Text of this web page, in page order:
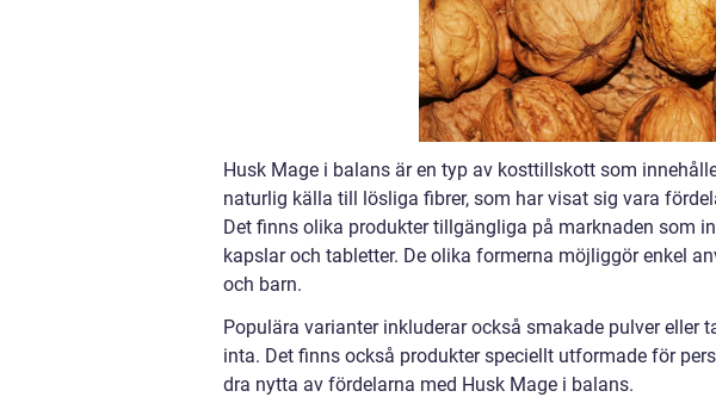
Husk Mage i balans är en typ av kosttillskott som
naturlig källa till lösliga fibrer, som har visat sig vara
Det finns olika produkter tillgängliga på marknaden som
kapslar och tabletter. De olika formerna möjliggör enkel
och barn.
Populära varianter inkluderar också smakade pulver eller
inta. Det finns också produkter speciellt utformade för
dra nytta av fördelarna med Husk Mage i balans.